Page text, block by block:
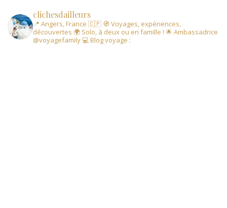
clichesdailleurs
📍 Angers, France 🇨🇵 🧭 Voyages, expériences,
découvertes 🌍 Solo, à deux ou en famille ! 🌟 Ambassadrice
@voyagefamily 💻 Blog voyage :